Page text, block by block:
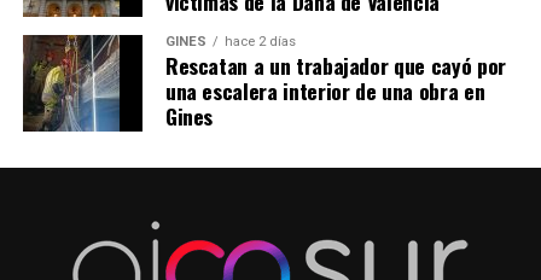
GINES hace 2 días
Rescatan a un trabajador que cayó por
una escalera interior de una obra en
Gines